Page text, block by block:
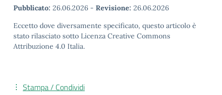
Pubblicato: 26.06.2026 - Revisione: 26.06.2026
Eccetto dove diversamente specificato, questo articolo è
stato rilasciato sotto Licenza Creative Commons
Attribuzione 4.0 Italia.
Stampa / Condividi